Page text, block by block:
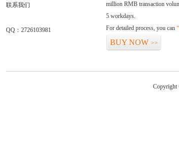
联系我们
QQ：2726103981
million RMB transaction
5 workdays.
For detailed process, you can
BUY NOW >>
Copyright